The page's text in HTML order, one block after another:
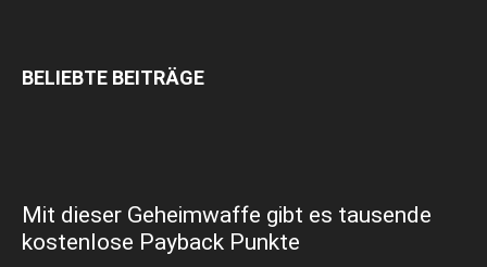
BELIEBTE BEITRÄGE
Mit dieser Geheimwaffe gibt es tausende
kostenlose Payback Punkte